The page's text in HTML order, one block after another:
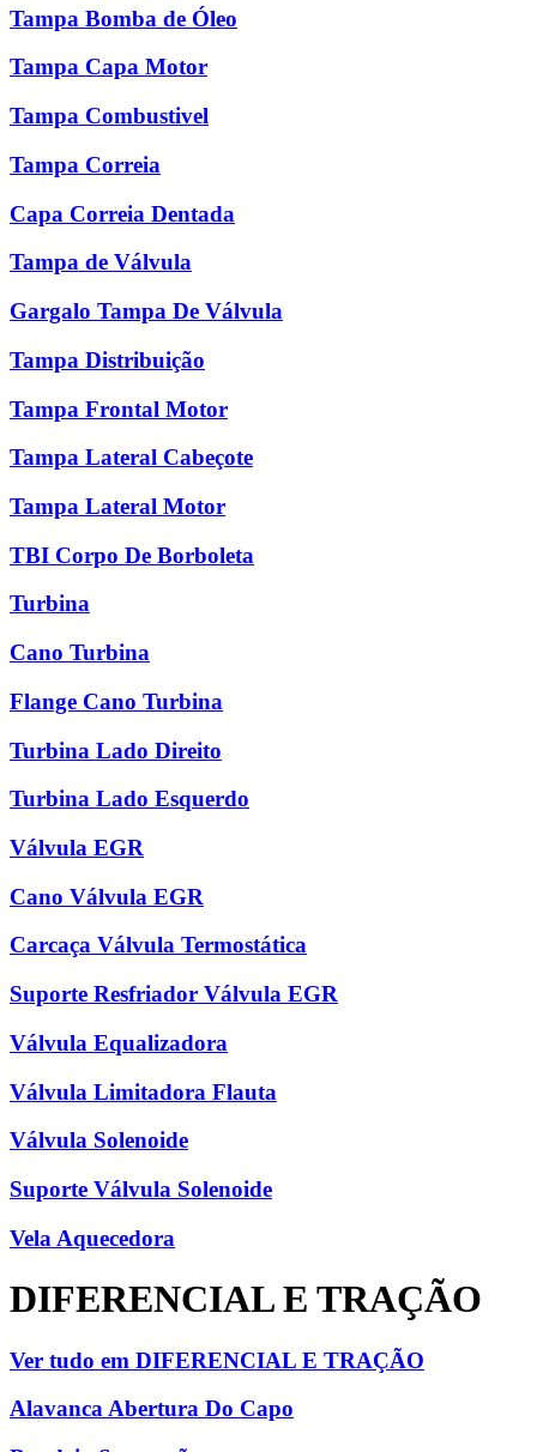
Tampa Bomba de Óleo
Tampa Capa Motor
Tampa Combustivel
Tampa Correia
Capa Correia Dentada
Tampa de Válvula
Gargalo Tampa De Válvula
Tampa Distribuição
Tampa Frontal Motor
Tampa Lateral Cabeçote
Tampa Lateral Motor
TBI Corpo De Borboleta
Turbina
Cano Turbina
Flange Cano Turbina
Turbina Lado Direito
Turbina Lado Esquerdo
Válvula EGR
Cano Válvula EGR
Carcaça Válvula Termostática
Suporte Resfriador Válvula EGR
Válvula Equalizadora
Válvula Limitadora Flauta
Válvula Solenoide
Suporte Válvula Solenoide
Vela Aquecedora
DIFERENCIAL E TRAÇÃO
Ver tudo em DIFERENCIAL E TRAÇÃO
Alavanca Abertura Do Capo